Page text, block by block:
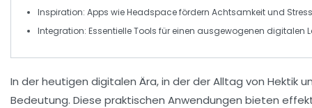
Inspiration: Apps wieHeadspacefördern Achtsamkeit und
Integration: Essentielle Tools für einen ausgewogenen digitalen
In der heutigen digitalen Ära, in der der Alltag von Hektik
Bedeutung. Diese praktischen Anwendungen bieten